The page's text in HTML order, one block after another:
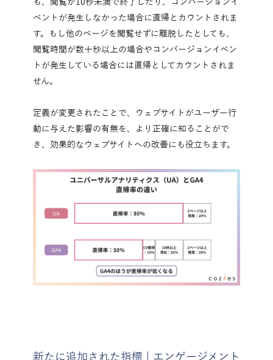
も、閲覧が10秒未満で終了したり、コンバージョンイ
ベントが発生しなかった場合に直帰とカウントされま
す。もし他のページを閲覧せずに離脱したとしても、
閲覧時間が数十秒以上の場合やコンバージョンイベン
トが発生している場合には直帰としてカウントされま
せん。
定義が変更されたことで、ウェブサイトがユーザー行
動に与えた影響の有無を、より正確に知ることがで
き、効果的なウェブサイトへの改善にも役立ちます。
新たに追加された指標 | エンゲージメント